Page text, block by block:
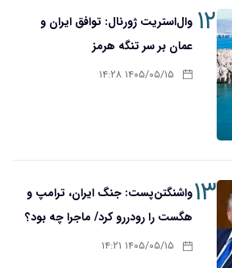
۱۲ وال‌استریت ژورنال: توافق ایران و
عمان بر سر تنگه هرمز
۱۴۰۵/۰۵/۱۵ ۱۴:۲۸
۱۳واشنگتن‌پست: جنگ ایران، ترامپ و
هگست را رودررو کرد/ ماجرا چه بود؟
۱۴۰۵/۰۵/۱۵ ۱۴:۲۱